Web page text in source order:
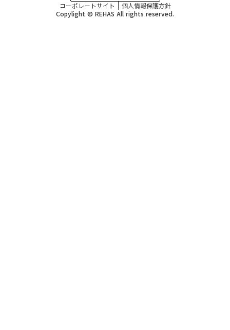
コーポレートサイト
個人情報保護方針
Copylight © REHAS All rights reserved.